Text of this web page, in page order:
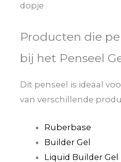
dopje
Producten die
bij het Penseel
Dit penseel is ideaal
van verschillende
Ruberbase
Builder Gel
Liquid Builder Gel